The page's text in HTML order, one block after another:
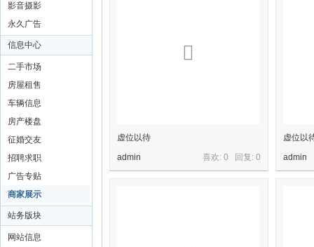
影音摄影
永久广告
信息中心
二手市场
房屋租售
车辆信息
房产楼盘
征婚交友
招聘求职
广告专贴
商家展示
站务版块
网站信息
虚位以待
喜欢: 0 回复: 0
admin
虚位以
admin